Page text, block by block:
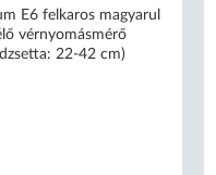
E6 felkaros magyarul
vérnyomásmérő
22-42 cm)